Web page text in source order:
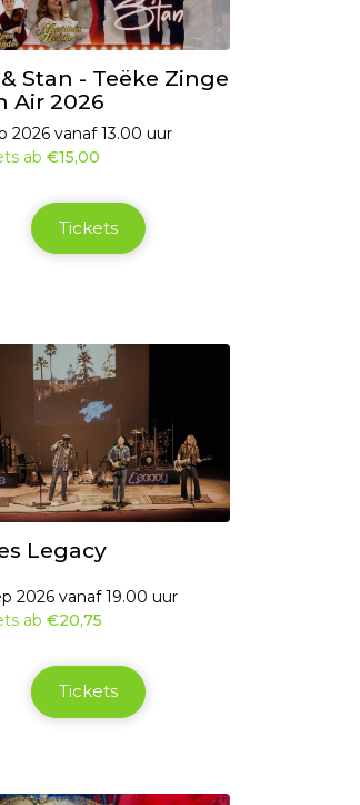
Stan - Teëke Zinge
Air 2026
2026 vanaf 13.00 uur
ab €15,00
Tickets
Legacy
2026 vanaf 19.00 uur
ab €20,75
Tickets